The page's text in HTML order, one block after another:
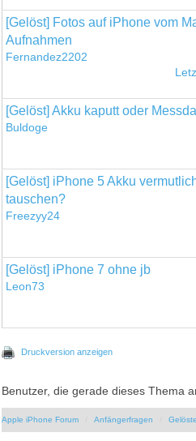
[Gelöst] Fotos auf iPhone vom
Aufnahmen
Fernandez2202
[Gelöst] Akku kaputt oder
Buldoge
[Gelöst] iPhone 5 Akku
tauschen?
Freezyy24
[Gelöst] iPhone 7 ohne jb
Leon73
Druckversion anzeigen
Benutzer, die gerade dieses Thema
Apple iPhone Forum Anfängerfragen